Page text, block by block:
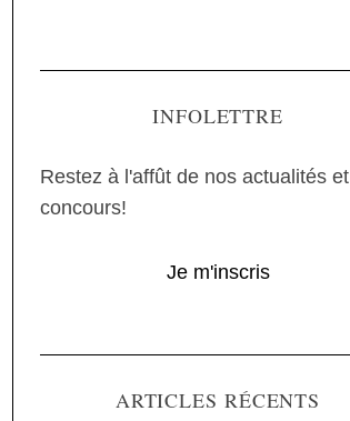
INFOLETTRE
Restez à l'affût de nos actualités et
concours!
Je m'inscris
ARTICLES RÉCENTS